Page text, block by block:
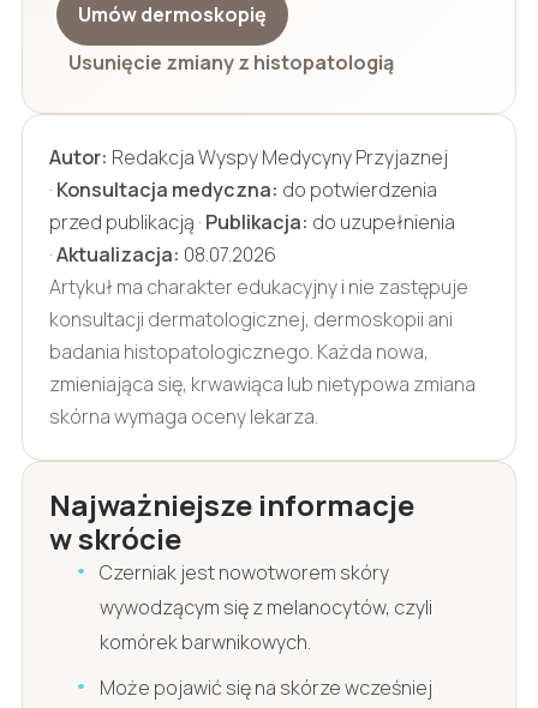
Umów dermoskopię
Usunięcie zmiany z histopatologią
Autor: Redakcja Wyspy Medycyny Przyjaznej
· Konsultacja medyczna: do potwierdzenia
przed publikacją · Publikacja: do uzupełnienia
·Aktualizacja: 08.07.2026
Artykuł ma charakter edukacyjny i nie zastępuje
konsultacji dermatologicznej, dermoskopii ani
badania histopatologicznego. Każda nowa,
zmieniająca się, krwawiąca lub nietypowa zmiana
skórna wymaga oceny lekarza.
Najważniejsze informacje
w skrócie
Czerniak jest nowotworem skóry
wywodzącym się z melanocytów, czyli
komórek barwnikowych.
Może pojawić się na skórze wcześniej